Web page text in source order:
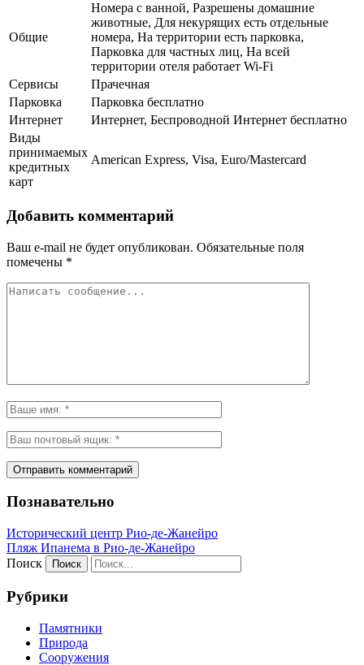
Общие
Номера с ванной, Разрешены домашние
животные, Для некурящих есть отдельные
номера, На территории есть парковка,
Парковка для частных лиц, На всей
территории отеля работает Wi-Fi
Сервисы
Прачечная
Парковка
Парковка бесплатно
Интернет
Интернет, Беспроводной Интернет бесплатно
Виды
принимаемых
кредитных
карт
American Express, Visa, Euro/Mastercard
Добавить комментарий
Ваш e-mail не будет опубликован. Обязательные поля
помечены *
Познавательно
Исторический центр Рио-де-Жанейро
Пляж Ипанема в Рио-де-Жанейро
Поиск
Рубрики
Памятники
Природа
Сооружения